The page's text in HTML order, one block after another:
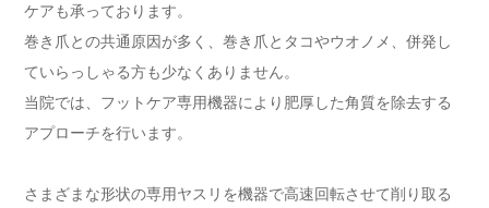
ケアも承っております。
巻き爪との共通原因が多く、巻き爪とタコやウオノメ、併発し
ていらっしゃる方も少なくありません。
当院では、フットケア専用機器により肥厚した角質を除去する
アプローチを行います。
さまざまな形状の専用ヤスリを機器で高速回転させて削り取る